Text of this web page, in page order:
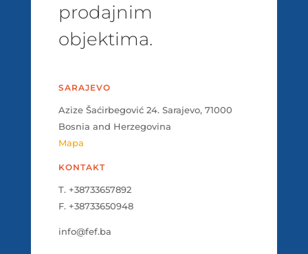
prodajnim
objektima.
SARAJEVO
Azize Šaćirbegović 24. Sarajevo, 71000
Bosnia and Herzegovina
Mapa
KONTAKT
T. +38733657892
F. +38733650948
info@fef.ba